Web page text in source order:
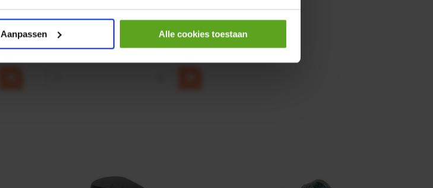
Aanpassen Alle cookies toestaan
Artikelnummer:OK9HPA1240
Merknaam:Emmegi